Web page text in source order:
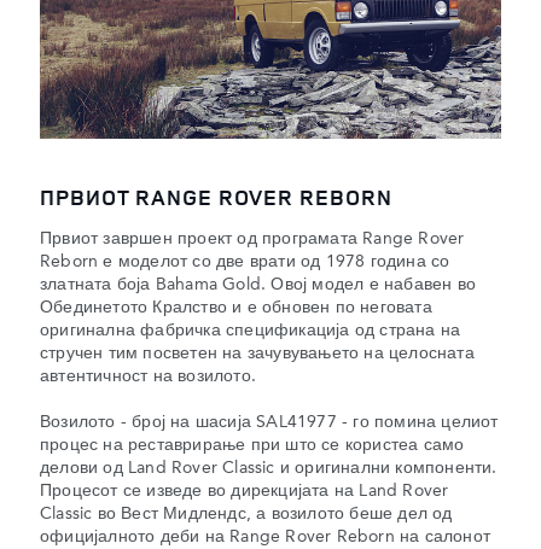
ПРВИОТ RANGE ROVER REBORN
Првиот завршен проект од програмата Range Rover
Reborn е моделот со две врати од 1978 година со
златната боја Bahama Gold. Овој модел е набавен во
Обединетото Кралство и е обновен по неговата
оригинална фабричка спецификација од страна на
стручен тим посветен на зачувувањето на целосната
автентичност на возилото.
Возилото - број на шасија SAL41977 - го помина целиот
процес на реставрирање при што се користеа само
делови од Land Rover Classic и оригинални компоненти.
Процесот се изведе во дирекцијата на Land Rover
Classic во Вест Мидлендс, а возилото беше дел од
официјалното деби на Range Rover Reborn на салонот